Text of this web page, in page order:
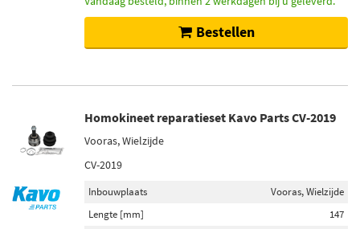
Bestellen
Homokineet reparatieset Kavo Parts CV-2019
Vooras, Wielzijde
CV-2019
Inbouwplaats
Vooras, Wielzijde
Lengte [mm]
147